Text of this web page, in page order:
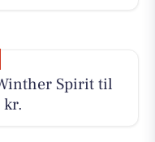
Spirit til